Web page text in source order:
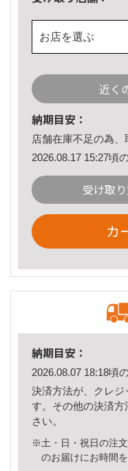
お店を選ぶ
近く
納期目安：
店舗在庫不足の為、
2026.08.17 15:27頃
受け取
カ
納期目安：
2026.08.07 18:18頃
決済方法が、クレジ
す。その他の決済方
さい。
※土・日・祝日の注
のお届けにお時間